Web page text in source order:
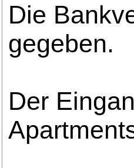
Die
gegeben.
Der